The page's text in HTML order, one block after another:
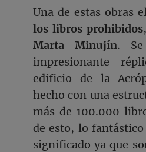
Una de estas obras el
los libros prohibidos
Marta Minujín.
impresionante
edificio de la
hecho con una
más de 100.000
de esto, lo
significado ya que